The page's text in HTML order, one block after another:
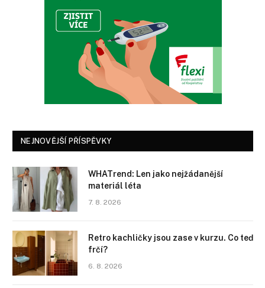
NEJNOVĚJŠÍ PŘÍSPĚVKY
WHATrend: Len jako nejžádanější
materiál léta
7. 8. 2026
Retro kachličky jsou zase v kurzu. Co teď
frčí?
6. 8. 2026